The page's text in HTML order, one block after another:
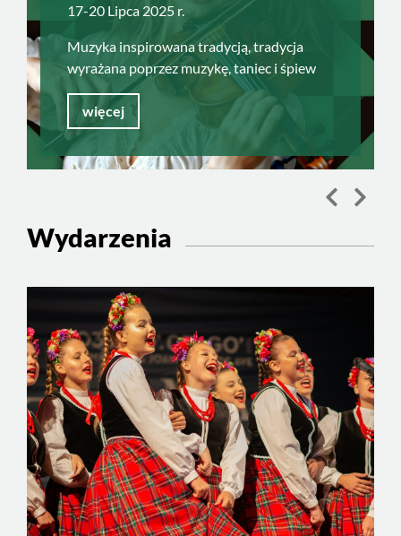
17-20 Lipca 2025 r.
Muzyka inspirowana tradycją, tradycja
wyrażana poprzez muzykę, taniec i śpiew
więcej
Wydarzenia